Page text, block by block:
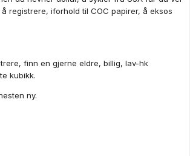
registrere, iforhold til COC papirer, å eksos
finn en gjerne eldre, billig, lav-hk
kubikk.
ny.